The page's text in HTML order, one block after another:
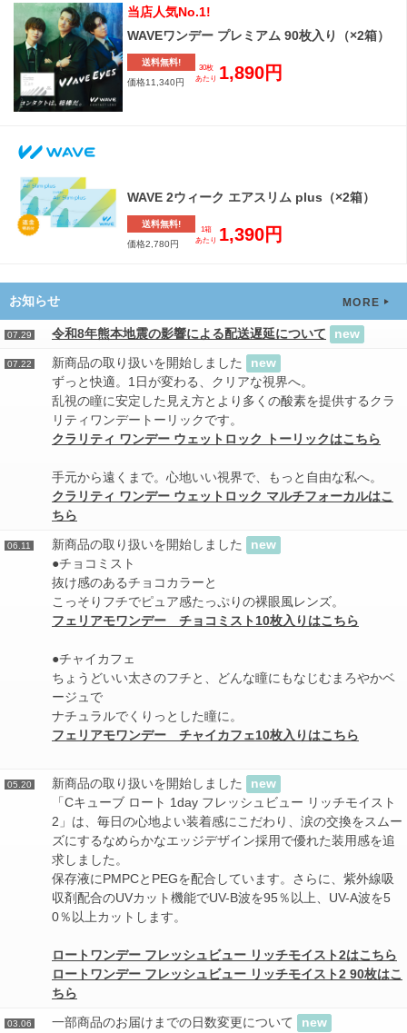
当店人気No.1!
WAVEワンデー プレミアム 90枚入り（×2箱）
送料無料!
価格11,340円
30枚
あたり 1,890円
WAVE 2ウィーク エアスリム plus（×2箱）
送料無料!
価格2,780円
1箱
あたり 1,390円
お知らせ MORE
07.29 令和8年熊本地震の影響による配送遅延について new
07.22 新商品の取り扱いを開始しました
new
ずっと快適。1日が変わる、クリアな視界へ。
乱視の瞳に安定した見え方とより多くの酸素を提供するクラ
リティワンデートーリックです。
クラリティ ワンデー ウェットロック トーリックはこちら
手元から遠くまで。心地いい視界で、もっと自由な私へ。
クラリティ ワンデー ウェットロック マルチフォーカルはこ
ちら
06.11 新商品の取り扱いを開始しました
new
●チョコミスト
抜け感のあるチョコカラーと
こっそりフチでピュア感たっぷりの裸眼風レンズ。
フェリアモワンデー チョコミスト10枚入りはこちら
●チャイカフェ
ちょうどいい太さのフチと、どんな瞳にもなじむまろやかベ
ージュで
ナチュラルでくりっとした瞳に。
フェリアモワンデー チャイカフェ10枚入りはこちら
05.20 新商品の取り扱いを開始しました
new
「Cキューブ ロート 1day フレッシュビュー リッチモイスト
2」は、毎日の心地よい装着感にこだわり、涙の交換をスムー
ズにするなめらかなエッジデザイン採用で優れた装用感を追
求しました。
保存液にPMPCとPEGを配合しています。さらに、紫外線吸
収剤配合のUVカット機能でUV-B波を95％以上、UV-A波を5
0％以上カットします。
ロートワンデー フレッシュビュー リッチモイスト2はこちら
ロートワンデー フレッシュビュー リッチモイスト2 90枚はこ
ちら
03.06 一部商品のお届けまでの日数変更について
new